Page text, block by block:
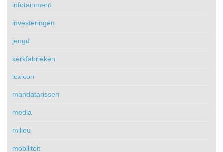
infotainment
investeringen
jeugd
kerkfabrieken
lexicon
mandatarissen
media
milieu
mobiliteit